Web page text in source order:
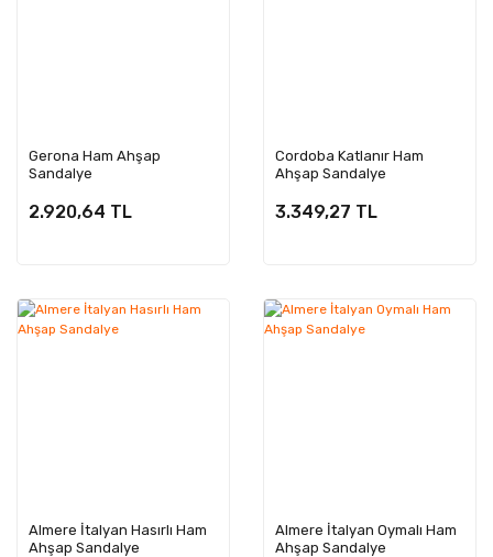
Gerona Ham Ahşap
Sandalye
2.920,64 TL
Cordoba Katlanır Ham
Ahşap Sandalye
3.349,27 TL
Almere İtalyan Hasırlı Ham
Ahşap Sandalye
Almere İtalyan Oymalı Ham
Ahşap Sandalye